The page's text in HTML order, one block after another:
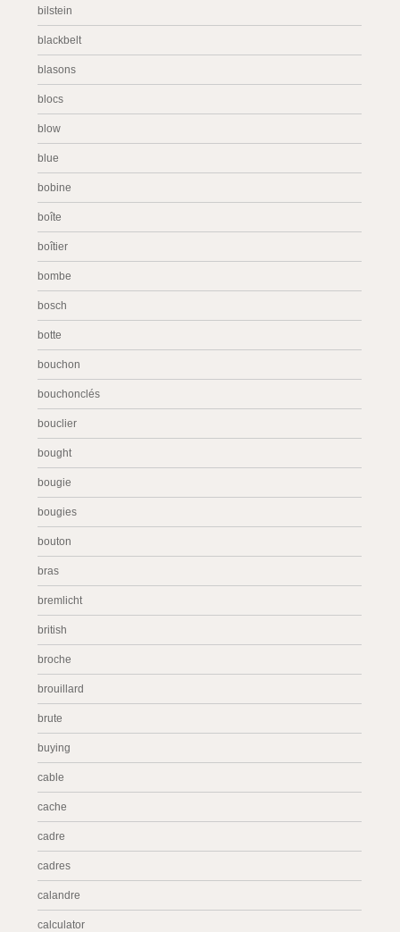
bilstein
blackbelt
blasons
blocs
blow
blue
bobine
boîte
boîtier
bombe
bosch
botte
bouchon
bouchonclés
bouclier
bought
bougie
bougies
bouton
bras
bremlicht
british
broche
brouillard
brute
buying
cable
cache
cadre
cadres
calandre
calculator